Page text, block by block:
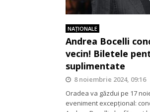
NAŢIONALE
Andrea Bocelli
vecin! Biletele
suplimentate
8 noiembrie 2024, 09:16
Oradea va găzdui pe 17
eveniment excepțional: